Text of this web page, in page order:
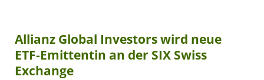
Allianz Global Investors wird neue
ETF-Emittentin an der SIX Swiss
Exchange